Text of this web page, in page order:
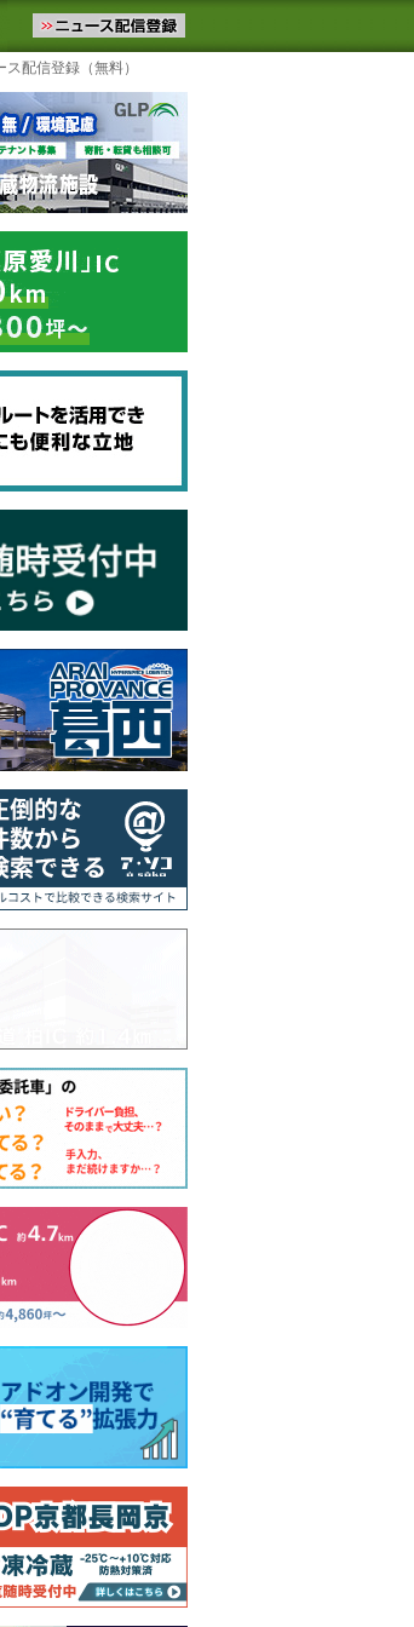
ます。物流ニュースメール配信を登録す
よく見るテーマ
ス配信登録（無料）